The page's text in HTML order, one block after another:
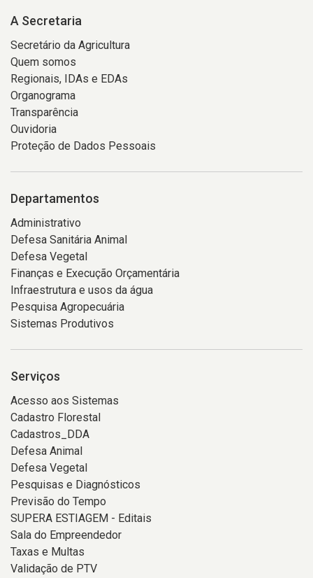
A Secretaria
Secretário da Agricultura
Quem somos
Regionais, IDAs e EDAs
Organograma
Transparência
Ouvidoria
Proteção de Dados Pessoais
Departamentos
Administrativo
Defesa Sanitária Animal
Defesa Vegetal
Finanças e Execução Orçamentária
Infraestrutura e usos da água
Pesquisa Agropecuária
Sistemas Produtivos
Serviços
Acesso aos Sistemas
Cadastro Florestal
Cadastros_DDA
Defesa Animal
Defesa Vegetal
Pesquisas e Diagnósticos
Previsão do Tempo
SUPERA ESTIAGEM - Editais
Sala do Empreendedor
Taxas e Multas
Validação de PTV